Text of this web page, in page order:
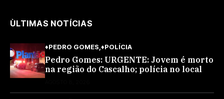
ÙLTIMAS NOTÍCIAS
♦PEDRO GOMES ♦POLÍCIA
Pedro Gomes: URGENTE: Jovem é morto
na região do Cascalho; polícia no local